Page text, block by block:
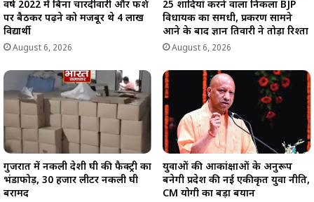
वर्ष 2022 में बिना चारदीवारी और फर्श
पर बैठकर पढ़ने को मजबूर थे 4 लाख
विद्यार्थी
August 6, 2026
25 शादियां करने वाला निकला BJP
विधायक का समधी, प्रकरण सामने
आने के बाद ज्ञान तिवारी ने तोड़ा रिश्ता
August 6, 2026
गुजरात में नकली देशी घी की फैक्ट्री का
भंडाफोड़, 30 हजार लीटर नकली घी
बरामद
युवाओं की आकांक्षाओं के अनुरूप
बनेगी प्रदेश की नई एकीकृत युवा नीति,
CM योगी का बड़ा बयान